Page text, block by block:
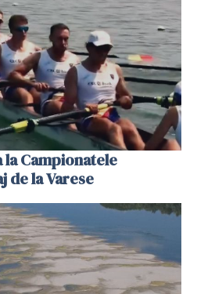
Campionatele
de la Varese